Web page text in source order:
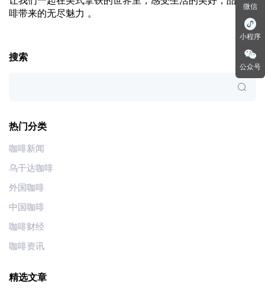
啡带来的无尽魅力 。
搜索
热门分类
咖啡新闻
乌干达咖啡
外国咖啡
中国咖啡
咖啡财经
咖啡资讯
精选文章
微信
小程序
公众号